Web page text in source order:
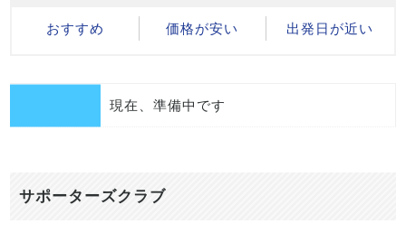
おすすめ 価格が安い 出発日が近い
現在、準備中です
サポーターズクラブ